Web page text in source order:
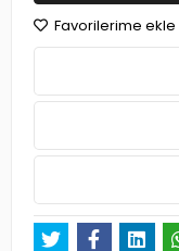
Favorilerime ekle